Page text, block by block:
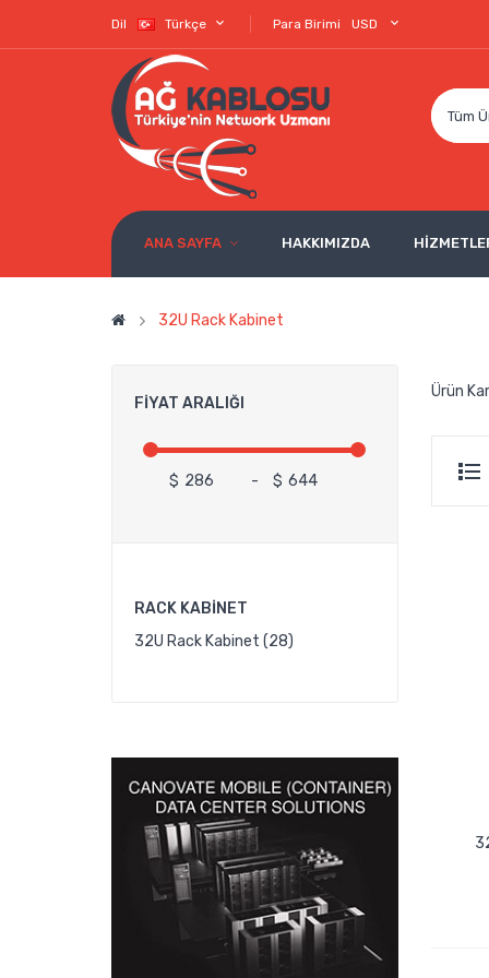
Dil Türkçe Para Birimi USD
Tüm
ANA SAYFA HAKKIMIZDA
32U Rack Kabinet
FIYAT ARALIĞI
$ - $
RACK KABINET
32U Rack Kabinet (28)
Ürün